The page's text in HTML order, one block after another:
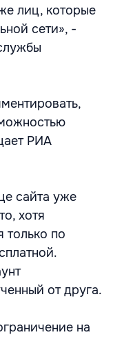
лиц, которые
сети», -
РИА
сайта уже
хотя
только по
от друга.
на